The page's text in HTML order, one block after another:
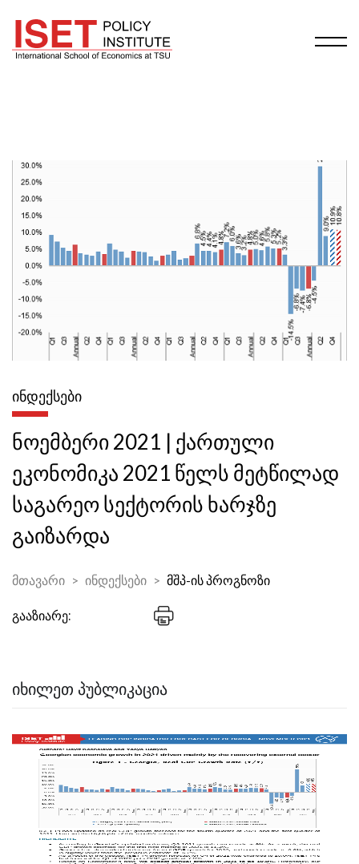
ᲘᲜᲓᲔᲥᲡᲔᲑᲘ
ნოემბერი 2021 | ქართული
ეკონომიკა 2021 წელს მეტწილად
საგარეო სექტორის ხარჯზე
გაიზარდა
მთავარი ინდექსები მშპ-ის პროგნოზი
გააზიარე:
ᲘᲮᲘᲚᲔᲗ ᲞᲣᲑᲚᲘᲙᲐᲪᲘᲐ